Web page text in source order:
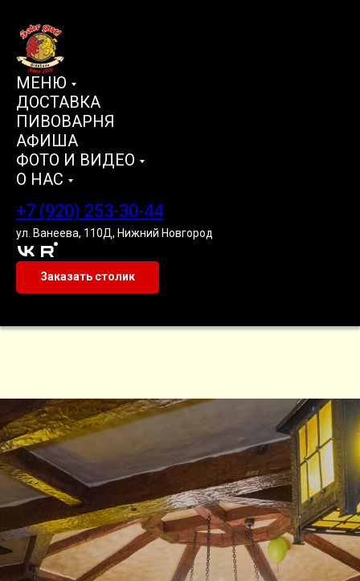
МЕНЮ
ДОСТАВКА
ПИВОВАРНЯ
АФИША
ФОТО И ВИДЕО
О НАС
+7 (920) 253-30-44
ул. Ванеева, 110Д, Нижний Новгород
Заказать столик